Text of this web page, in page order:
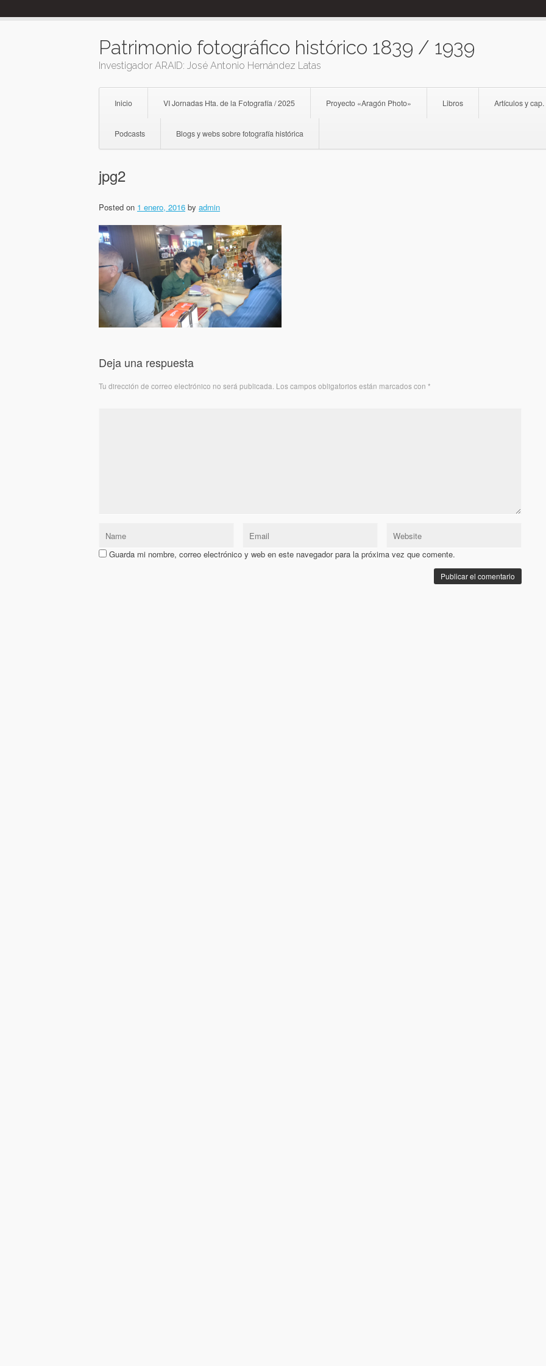
to
Patrimonio fotográfico histórico 1839 / 1939
Investigador ARAID: José Antonio Hernández Latas
Inicio VI Jornadas Hta. de la Fotografía / 2025 Proyecto «Aragón Photo» Libros Artículos y
Podcasts Blogs y webs sobre fotografía histórica
jpg2
Posted on 1 enero, 2016 by admin
Deja una respuesta
Tu dirección de correo electrónico no será publicada. Los campos obligatorios están marcados con *
Guarda mi nombre, correo electrónico y web en este navegador para la próxima vez que comente.